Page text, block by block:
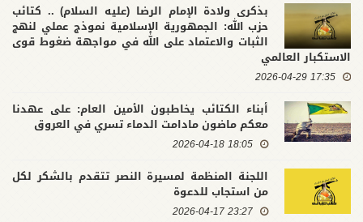
بذكرى ولادة الإمام الرضا (عليه السلام) .. كتائب
حزب الله: الجمهورية الإسلامية نموذج عملي لنهج
الثبات والاعتماد على الله في مواجهة ضغوط قوى
الاستكبار العالمي
17:35 2026-04-29
أبناء الكتائب يخاطبون الأمين العام: على عهدنا
معكم ماضون مادامت الدماء تسري في العروق
18:05 2026-04-18
اللجنة المنظمة لمسيرة النصر تتقدم بالشكر لكل
من استجاب للدعوة
23:27 2026-04-17